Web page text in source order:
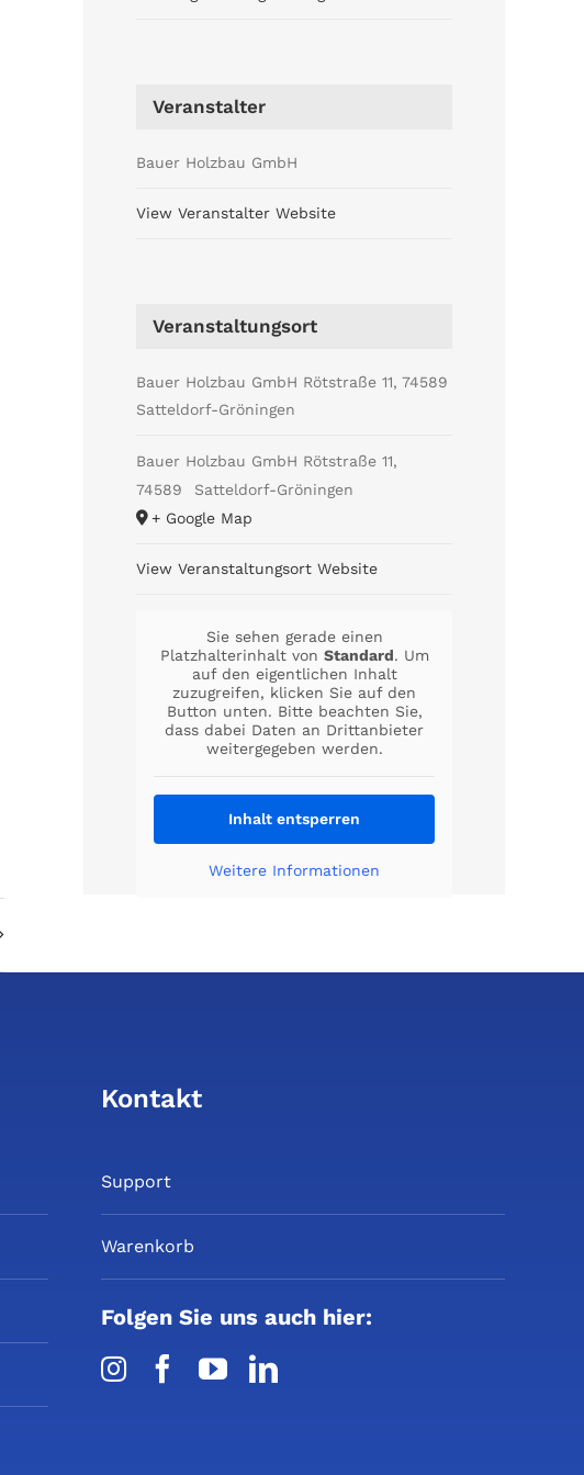
Veranstalter
Bauer Holzbau GmbH
View Veranstalter Website
Veranstaltungsort
Bauer Holzbau GmbH Rötstraße 11, 74589
Satteldorf-Gröningen
Bauer Holzbau GmbH Rötstraße 11,
74589
Satteldorf-Gröningen
+ Google Map
View Veranstaltungsort Website
Sie sehen gerade einen
Platzhalterinhalt von Standard. Um
auf den eigentlichen Inhalt
zuzugreifen, klicken Sie auf den
Button unten. Bitte beachten Sie,
dass dabei Daten an Drittanbieter
weitergegeben werden.
Inhalt entsperren
Weitere Informationen
Kontakt
Support
Warenkorb
Folgen Sie uns auch hier: